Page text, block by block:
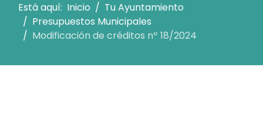
Está aquí: Inicio
Tu Ayuntamiento
Presupuestos Municipales
Modificación de créditos nº 18/2024